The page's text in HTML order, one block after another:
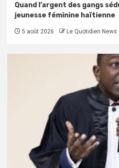
Quand l’argent des gangs
jeunesse féminine haïtienne
5 août 2026 Le Quotidien News